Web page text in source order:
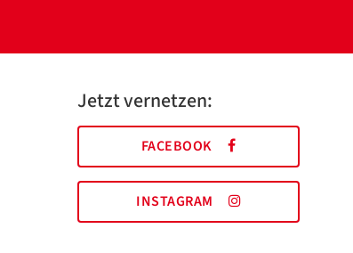
Jetzt vernetzen:
FACEBOOK
INSTAGRAM